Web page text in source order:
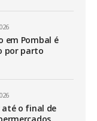
em Pombal é
por parto
até o final de